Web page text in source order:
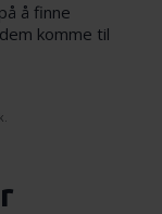
å finne
komme til